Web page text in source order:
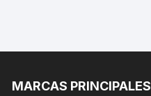
MARCAS PRINCIPALES